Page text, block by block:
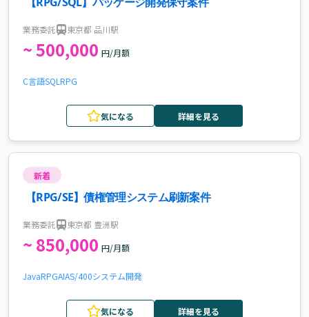
業務委託 東京都 品川駅
~ 500,000 円/月額
C言語SQL RPG
気になる 詳細を見る
新着
【RPG/SE】債権管理システム刷新案件
業務委託 東京都 豊洲駅
~ 850,000 円/月額
JavaRPGAIAS/400システム開発
気になる 詳細を見る